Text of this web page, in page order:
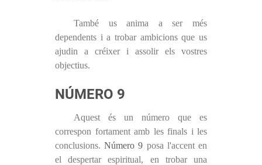
També us anima a ser més
dependents i a trobar ambicions que us
ajudin a créixer i assolir els vostres
objectius.
NÚMERO 9
Aquest és un número que es
correspon fortament amb les finals i les
conclusions.Número 9 posa l'accent en
el despertar espiritual, en trobar una